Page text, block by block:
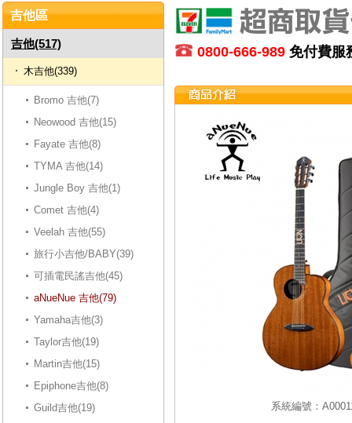
吉他區
吉他(517)
木吉他(339)
Bromo 吉他(7)
Neowood 吉他(15)
Fayate 吉他(8)
TYMA 吉他(14)
Jungle Boy 吉他(1)
Comet 吉他(4)
Veelah 吉他(55)
旅行小吉他/BABY(39)
可插電民謠吉他(45)
aNueNue 吉他(79)
Yamaha吉他(3)
Taylor吉他(19)
Martin吉他(15)
Epiphone吉他(8)
Guild吉他(19)
0800-666-989 免付費
系統編號：